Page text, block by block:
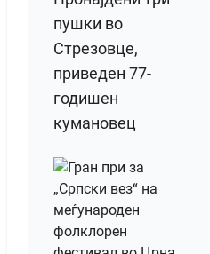
пушки во
Стрезовце,
приведен 77-
годишен
кумановец